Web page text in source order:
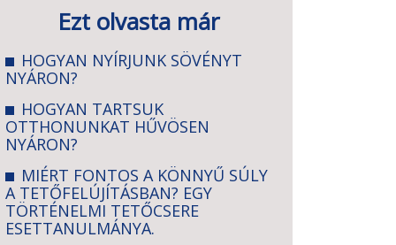
Ezt olvasta már
HOGYAN NYÍRJUNK SÖVÉNYT
NYÁRON?
HOGYAN TARTSUK
OTTHONUNKAT HŰVÖSEN
NYÁRON?
MIÉRT FONTOS A KÖNNYŰ SÚLY
A TETŐFELÚJÍTÁSBAN? EGY
TÖRTÉNELMI TETŐCSERE
ESETTANULMÁNYA.